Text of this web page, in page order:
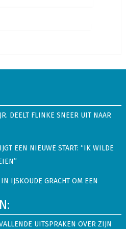
DEELT FLINKE SNEER UIT NAAR
EEN NIEUWE START: “IK WILDE
IJSKOUDE GRACHT OM EEN
UITSPRAKEN OVER ZIJN